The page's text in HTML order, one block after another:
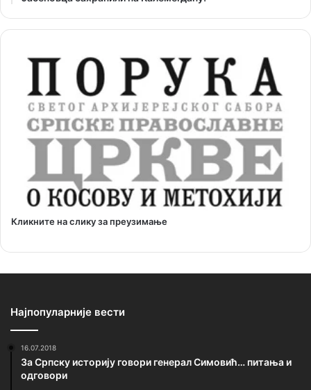
Кликните на слику за преузимање
Најпопуларније вести
16.07.2018
За Српску историју говори генерал Симовић… питања и
одговори